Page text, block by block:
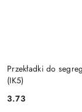
Przekładki do
(IK5)
Cena:
3.73